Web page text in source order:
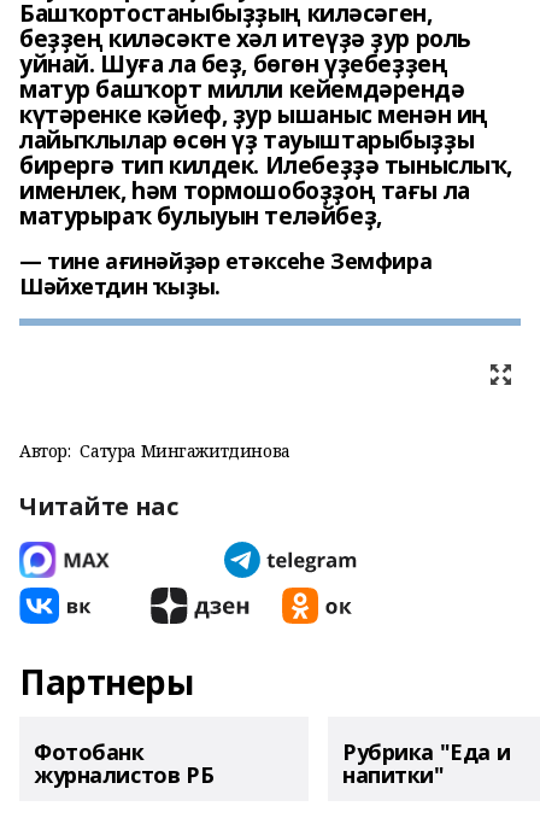
Башҡортостаныбыҙҙың киләсәген,
беҙҙең киләсәкте хәл итеүҙә ҙур роль
уйнай. Шуға ла беҙ, бѳгѳн үҙебеҙҙең
матур башҡорт милли кейемдәрендә
күтәренке кәйеф, ҙур ышаныс менән иң
лайыҡлылар ѳсѳн үҙ тауыштарыбыҙҙы
бирергә тип килдек. Илебеҙҙә тыныслыҡ,
именлек, һәм тормошобоҙҙоң тағы ла
матурыраҡ булыуын теләйбеҙ,
тине ағинәйҙәр етәксеһе Земфира
Шәйхетдин ҡыҙы.
Автор: Сатура Мингажитдинова
Читайте нас
Партнеры
Фотобанк
журналистов РБ
Рубрика "Еда и
напитки"